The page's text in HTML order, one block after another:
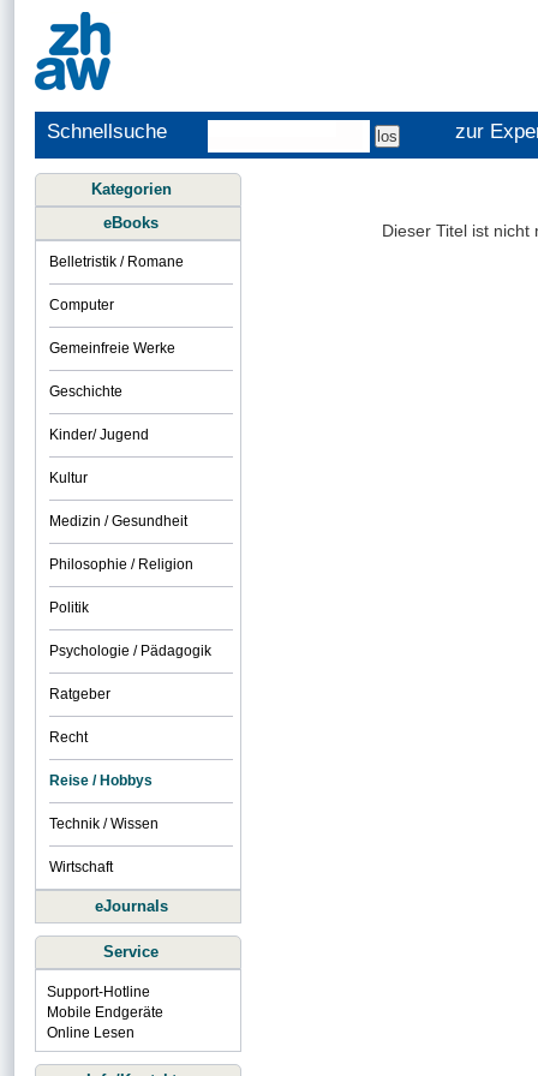
Schnellsuche zur
Dieser Titel ist nicht
Kategorien
eBooks
Belletristik / Romane
Computer
Gemeinfreie Werke
Geschichte
Kinder/ Jugend
Kultur
Medizin / Gesundheit
Philosophie / Religion
Politik
Psychologie / Pädagogik
Ratgeber
Recht
Reise / Hobbys
Technik / Wissen
Wirtschaft
eJournals
Service
Support-Hotline
Mobile Endgeräte
Online Lesen